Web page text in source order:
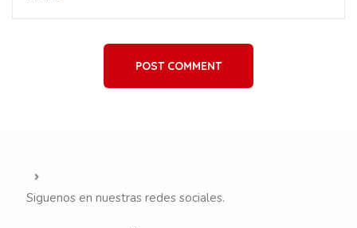
POST COMMENT
Siguenos en nuestras redes sociales.